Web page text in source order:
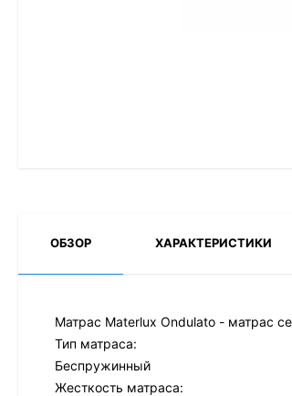
ОБЗОР ХАРАКТЕРИСТИКИ
Матрас Materlux Ondulato - матрас
Тип матраса:
Беспружинный
Жесткость матраса: